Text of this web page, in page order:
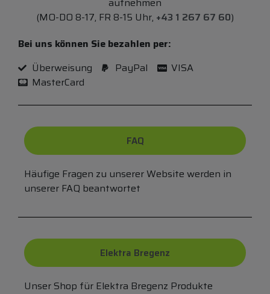
(MO-DO 8-17, FR 8-15 Uhr, +43 1 267 67 60)
Bei uns können Sie bezahlen per:
Überweisung
PayPal
VISA
MasterCard
FAQ
Häufige Fragen zu unserer Website werden in
unserer FAQ beantwortet
Elektra Bregenz
Unser Shop für Elektra Bregenz Produkte